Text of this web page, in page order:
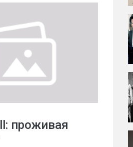
проживая